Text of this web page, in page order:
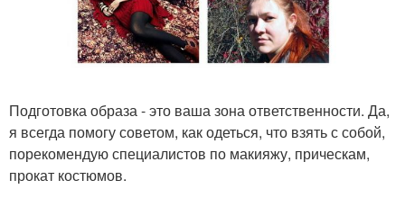
Подготовка образа - это ваша зона ответственности. Да,
я всегда помогу советом, как одеться, что взять с собой,
порекомендую специалистов по макияжу, прическам,
прокат костюмов.